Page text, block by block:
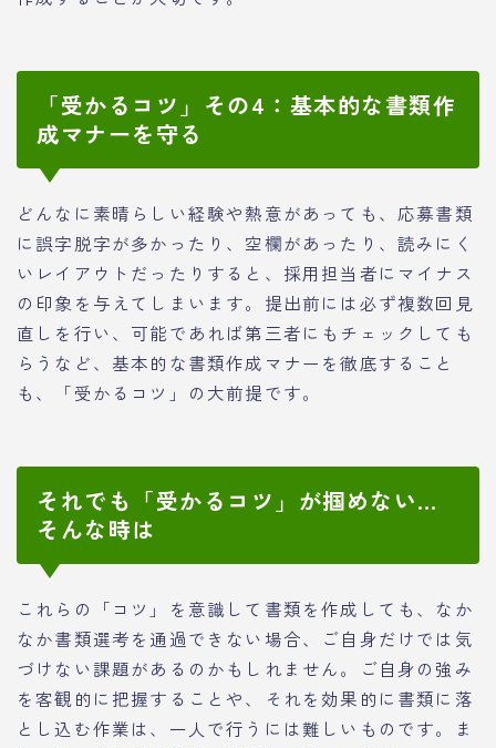
「受かるコツ」その4：基本的な書類作
成マナーを守る
どんなに素晴らしい経験や熱意があっても、応募書類
に誤字脱字が多かったり、空欄があったり、読みにく
いレイアウトだったりすると、採用担当者にマイナス
の印象を与えてしまいます。提出前には必ず複数回見
直しを行い、可能であれば第三者にもチェックしても
らうなど、基本的な書類作成マナーを徹底すること
も、「受かるコツ」の大前提です。
それでも「受かるコツ」が掴めない…
そんな時は
これらの「コツ」を意識して書類を作成しても、なか
なか書類選考を通過できない場合、ご自身だけでは気
づけない課題があるのかもしれません。ご自身の強み
を客観的に把握することや、それを効果的に書類に落
とし込む作業は、一人で行うには難しいものです。ま